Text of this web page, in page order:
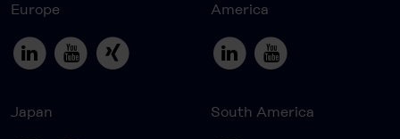
Europe America
Japan South America